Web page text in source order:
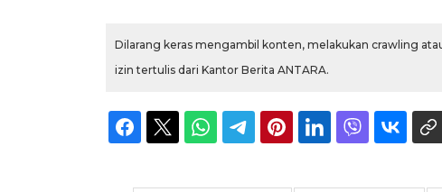
Dilarang keras mengambil konten, melakukan crawling
izin tertulis dari Kantor Berita ANTARA.